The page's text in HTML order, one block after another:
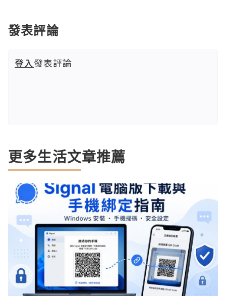
發表評論
登入發表評論
更多生活文章推薦